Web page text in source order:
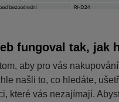
fungoval tak, jak
aby pro vás
našli to, co hledáte,
které vás nezajímají.